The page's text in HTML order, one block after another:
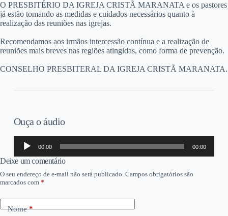
O PRESBITÉRIO DA IGREJA CRISTÃ MARANATA e os pastores
já estão tomando as medidas e cuidados necessários quanto à
realização das reuniões nas igrejas.
Recomendamos aos irmãos intercessão contínua e a realização de
reuniões mais breves nas regiões atingidas, como forma de prevenção.
CONSELHO PRESBITERAL DA IGREJA CRISTÃ MARANATA.
Ouça o áudio
Tocador
áudio
00:00 00:00
Deixe um comentário
O seu endereço de e-mail não será publicado. Campos obrigatórios são
marcados com *
Nome*